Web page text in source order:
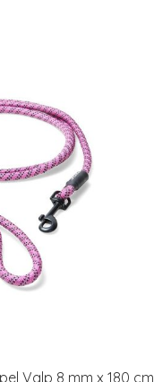
Valp 8 mm x 180 cm